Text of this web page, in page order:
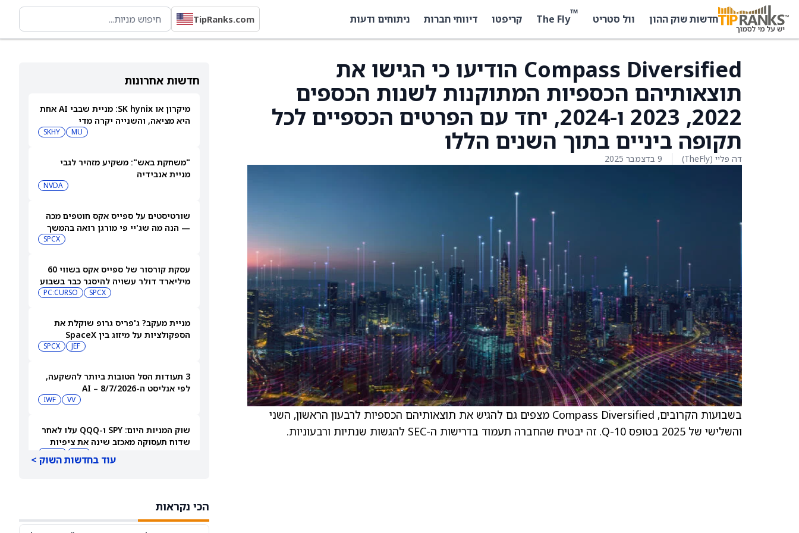
חדשות שוק ההון וול סטריט ™
The Fly קריפטו דיווחי חברות ניתוחים ודעות TipRanks.com
חדשות אחרונות
מיקרון או SK hynix: מניית שבבי AI אחת
היא מציאה, והשנייה יקרה מדי
MU
SKHY
"משחקת באש": משקיע מזהיר לגבי
מניית אנבידיה
NVDA
שורטיסטים על ספייס אקס חוטפים מכה
— הנה מה שג'יי פי מורגן רואה בהמשך
SPCX
עסקת קורסור של ספייס אקס בשווי 60
מיליארד דולר עשויה להיסגר כבר בשבוע
SPCX
PC:CURSO
מניית מעקב? ג'פריס גרופ שוקלת את
הספקולציות על מיזוג בין SpaceX
JEF
SPCX
3 תעודות הסל הטובות ביותר להשקעה,
לפי אנליסט ה-AI – 8/7/2026
VV
IWF
שוק המניות היום: SPY ו-QQQ עלו לאחר
שדוח תעסוקה מאכזב שינה את ציפיות
עוד בחדשות השוק >
הכי נקראות
Compass Diversified הודיעו כי הגישו את
תוצאותיהם הכספיות המתוקנות לשנות הכספים
2022, 2023 ו-2024, יחד עם הפרטים הכספיים לכל
תקופה ביניים בתוך השנים הללו
דה פליי (TheFly) 9 בדצמבר 2025
בשבועות הקרובים, Compass Diversified מצפים גם להגיש את תוצאותיהם הכספיות לרבעון הראשון, השני
והשלישי של 2025 בטופס 10-Q. זה יבטיח שהחברה תעמוד בדרישות ה-SEC להגשות שנתיות ורבעוניות.